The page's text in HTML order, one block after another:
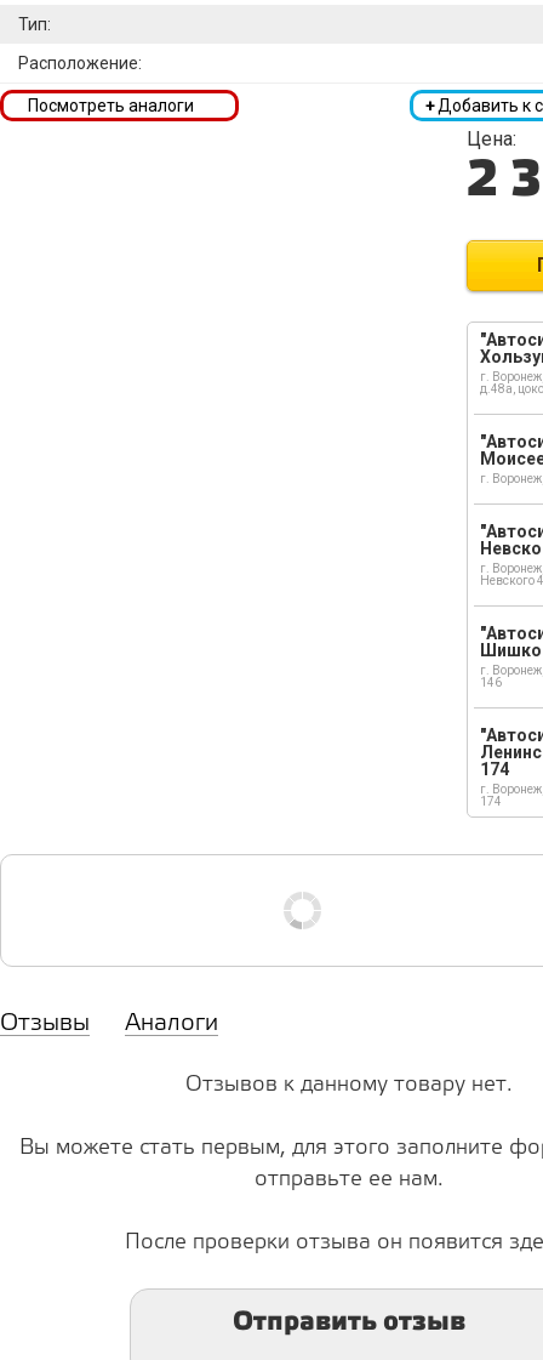
Тип:
Расположение:
+Добавить к
Посмотреть аналоги
Цена:
2
г.
д.48а,
г.
г.
Невского
г.
146
174
г.
174
Отзывы Аналоги
Отзывов к данному товару нет.
Вы можете стать первым, для этого заполните
отправьте ее нам.
После проверки отзыва он появится
Отправить отзыв